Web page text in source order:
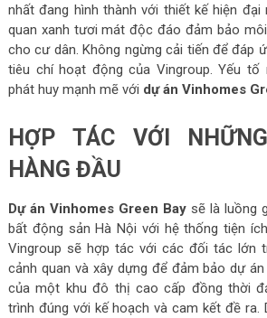
nhất đang hình thành với thiết kế hiện đại
quan xanh tươi mát độc đáo đảm bảo
cho cư dân. Không ngừng cải tiến để đáp
tiêu chí hoạt động của Vingroup. Yếu
phát huy mạnh mẽ với dự án Vinhomes
HỢP TÁC VỚI
HÀNG ĐẦU
Dự án Vinhomes Green Baysẽ là luồng
bất động sản Hà Nội với hệ thống tiện
Vingroup sẽ hợp tác với các đối tác lớn
cảnh quan và xây dựng để đảm bảo dự
của một khu đô thị cao cấp đồng thời
trình đúng với kế hoạch và cam kết đề ra.